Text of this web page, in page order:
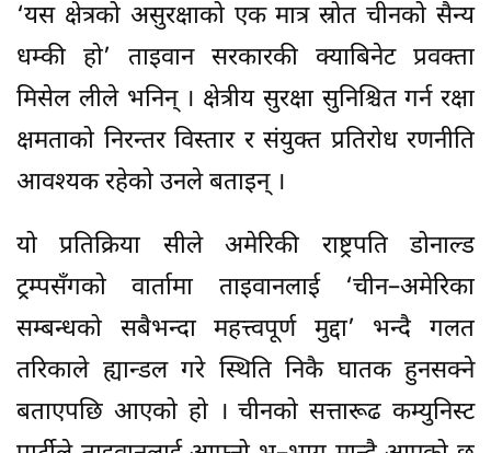
‘यस क्षेत्रको असुरक्षाको एक मात्र स्रोत चीनको सैन्य
धम्की हो’ ताइवान सरकारकी क्याबिनेट प्रवक्ता
मिसेल लीले भनिन् । क्षेत्रीय सुरक्षा सुनिश्चित गर्न रक्षा
क्षमताको निरन्तर विस्तार र संयुक्त प्रतिरोध रणनीति
आवश्यक रहेको उनले बताइन् ।
यो प्रतिक्रिया सीले अमेरिकी राष्ट्रपति डोनाल्ड
ट्रम्पसँगको वार्तामा ताइवानलाई ‘चीन–अमेरिका
सम्बन्धको सबैभन्दा महत्त्वपूर्ण मुद्दा’ भन्दै गलत
तरिकाले ह्यान्डल गरे स्थिति निकै घातक हुनसक्ने
बताएपछि आएको हो । चीनको सत्तारूढ कम्युनिस्ट